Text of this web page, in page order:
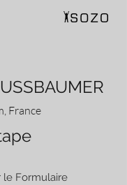
France
le Formulaire